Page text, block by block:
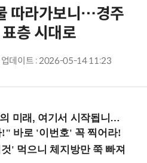
따라가보니…경주
층 시대로
업데이트 : 2026-05-14 11:23
기서 시작됩니다! (9/2 강남역)